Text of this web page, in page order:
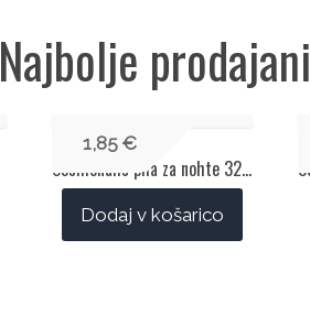
Najbolje prodajani
Cosmonails pila za nohte 320/320
1,85 €
Dodaj v košarico